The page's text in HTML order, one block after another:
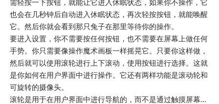
需轻按一下按钮，就能让它进入休眠状态，如果你不操作，它
也会在几秒钟后自动进入休眠状态，再次轻按按钮，就能唤醒
它。然后你就会看到那只兔子在那里等待你的操作。
要进入设置，你不需要按任何按钮，也不需要在屏幕上做任何
手势。你只需要像操作魔术画板一样摇晃它。只要你这样做，
然后就可以使用滚轮进行上下滚动，使用按钮进行选择。这就
是你如何在用户界面中进行操作。它还有两样功能是滚动轮和
可旋转的摄像头。
滚轮是用于在用户界面中进行导航的，而不是通过触摸屏幕…